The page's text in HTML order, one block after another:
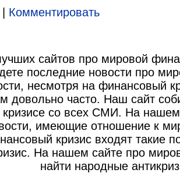
Комментировать
сайтов про мировой
последние новости про
несмотря на финансовый
довольно часто. Наш сайт
со всех СМИ. На нашем
имеющие отношение к
кризис входят такие
На нашем сайте про
найти народные